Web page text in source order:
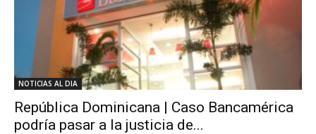
NOTICIAS AL DIA
República Dominicana | Caso Bancamérica
podría pasar a la justicia de...